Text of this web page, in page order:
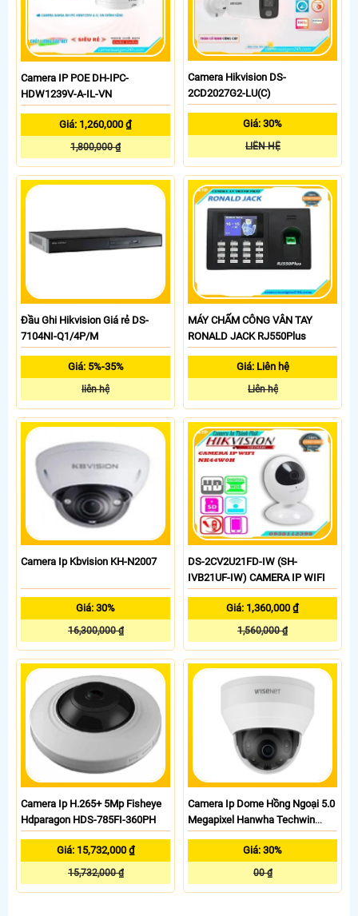
Camera IP POE DH-IPC-
HDW1239V-A-IL-VN
Giá: 1,260,000 ₫
1,800,000 ₫
Camera Hikvision DS-
2CD2027G2-LU(C)
Giá: 30%
LIÊN HỆ
Đầu Ghi Hikvision Giá rẻ DS-
7104NI-Q1/4P/M
Giá: 5%-35%
liên hệ
MÁY CHẤM CÔNG VÂN TAY
RONALD JACK RJ550Plus
Giá: Liên hệ
Liên hệ
Camera Ip Kbvision KH-N2007
Giá: 30%
16,300,000 ₫
DS-2CV2U21FD-IW (SH-
IVB21UF-IW) CAMERA IP WIFI
Giá: 1,360,000 ₫
1,560,000 ₫
Camera Ip H.265+ 5Mp Fisheye
Hdparagon HDS-785FI-360PH
Giá: 15,732,000 ₫
15,732,000 ₫
Camera Ip Dome Hồng Ngoại 5.0
Megapixel Hanwha Techwin
Giá: 30%
00 ₫